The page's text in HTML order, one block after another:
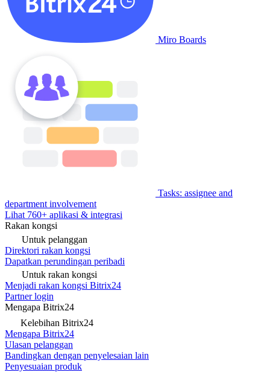
Miro Boards
Tasks: assignee and
department involvement
Lihat 760+ aplikasi & integrasi
Rakan kongsi
Untuk pelanggan
Direktori rakan kongsi
Dapatkan perundingan peribadi
Untuk rakan kongsi
Menjadi rakan kongsi Bitrix24
Partner login
Mengapa Bitrix24
Kelebihan Bitrix24
Mengapa Bitrix24
Ulasan pelanggan
Bandingkan dengan penyelesaian lain
Penyesuaian produk